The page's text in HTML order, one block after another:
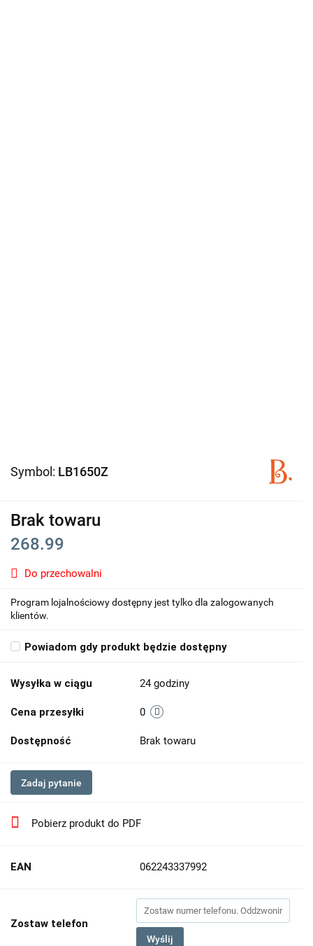
Symbol: LB1650Z
Brak towaru
268.99
Do przechowalni
Program lojalnościowy dostępny jest tylko dla zalogowanych
klientów.
Powiadom gdy produkt będzie dostępny
Wysyłka w ciągu 24 godziny
Cena przesyłki 0
Dostępność Brak towaru
Zadaj pytanie
Pobierz produkt do PDF
EAN 062243337992
Zostaw telefon
Wyślij